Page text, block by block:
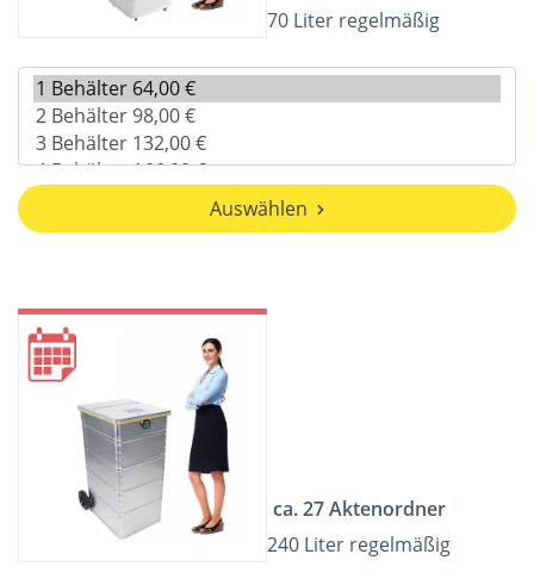
70 Liter regelmäßig
Auswählen
ca. 27 Aktenordner
240 Liter regelmäßig